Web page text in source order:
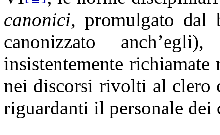
canonici, promulgato dal
canonizzato
insistentemente
nei discorsi rivolti al clero
riguardanti il personale